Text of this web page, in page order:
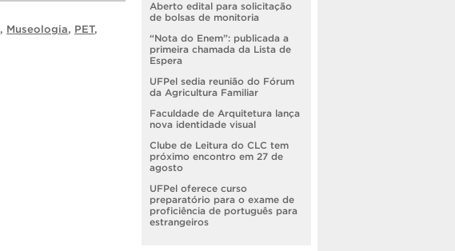
, Museologia, PET,
Aberto edital para solicitação
de bolsas de monitoria
“Nota do Enem”: publicada a
primeira chamada da Lista de
Espera
UFPel sedia reunião do Fórum
da Agricultura Familiar
Faculdade de Arquitetura lança
nova identidade visual
Clube de Leitura do CLC tem
próximo encontro em 27 de
agosto
UFPel oferece curso
preparatório para o exame de
proficiência de português para
estrangeiros